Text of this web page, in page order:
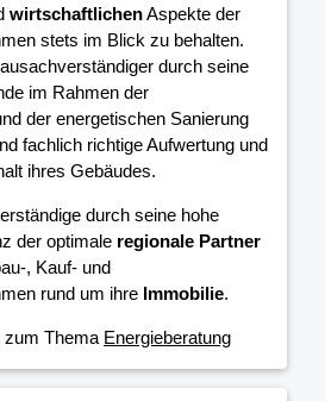
wirtschaftlichenAspekte der
stets im Blick zu behalten.
durch seine
im Rahmen der
der energetischen Sanierung
fachlich richtige Aufwertung und
ihres Gebäudes.
durch seine hohe
der optimale regionale Partner
, Kauf- und
rund um ihre Immobilie.
zum Thema Energieberatung